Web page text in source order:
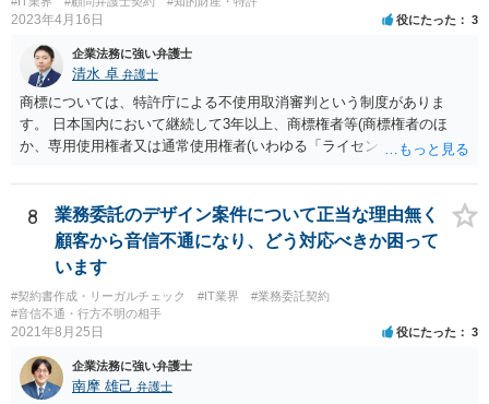
断される余地は残るといえるでしょう。 あくまで、自身の嗜好に基づ
るのです。 ※消費者庁のステマ規制の運用ガイドラインであるhttps://
www.caa.go.jp/policies/policy/representation/fair_labeling/guideline/ass
ets/representation_cms216_230328_03.pdf の５頁（イ）、２（１）参
照
2023年4月16日 役にたった 3
企業法務に強い弁護士
清水 卓 弁護士
商標については、特許庁による不使用取消審判という制度がありま
す。 日本国内において継続して3年以上、商標権者等(商標権者のほ
か、専用使用権者又は通常使用権者(いわゆる「ライセンシー」)が、指
も、その指定商品・指定役務に関する商標登録を取り消すことについ
て、審判を請求することができます(商標法第50条第1項)。 また、登録
商標を有する企業から対象となる商標権を譲り受ける方法もあり得ま
す。 いずれにしても、詳しい事情に基づく判断を要するご事案かと思
われますので、一度、商標権に詳しい弁護士や弁理士に直接相談の
上、今後の方針の検討をなさってみるとよろしいかと思います。
8
業務委託のデザイン案件について正当な理由無く
顧客から音信不通になり、どう対応べきか困って
います
#契約書作成・リーガルチェック #IT業界
#業務委託契約
#音信不通・行方不明の相手
2021年8月25日 役にたった 3
企業法務に強い弁護士
南摩 雄己 弁護士